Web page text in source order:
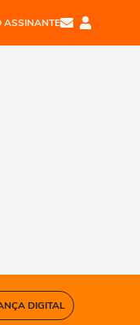
ASSINANTE
DIGITAL